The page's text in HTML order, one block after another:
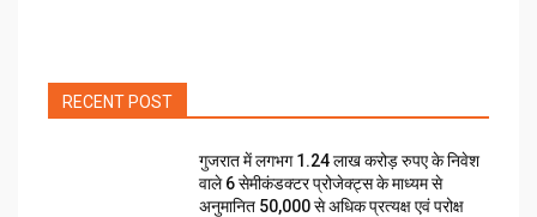
RECENT POST
गुजरात में लगभग 1.24 लाख करोड़ रुपए के निवेश
वाले 6 सेमीकंडक्टर प्रोजेक्ट्स के माध्यम से
अनुमानित 50,000 से अधिक प्रत्यक्ष एवं परोक्ष